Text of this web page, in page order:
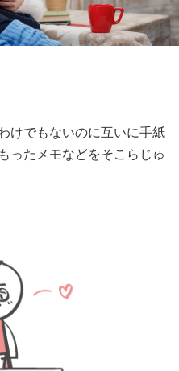
けでもないのに互いに手紙
ったメモなどをそこらじゅ